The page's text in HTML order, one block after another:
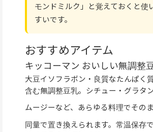
モンドミルク」と覚えておくと使
すいです。
おすすめアイテム
キッコーマン おいしい無調整
大豆イソフラボン・良質なたんぱく
含む無調整豆乳。シチュー・グラタ
ムージーなど、あらゆる料理でその
同量で置き換えられます。常温保存